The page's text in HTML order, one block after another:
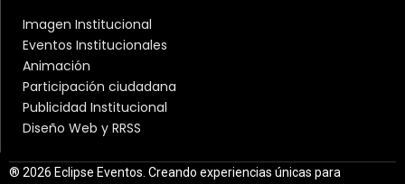
Imagen Institucional
Eventos Institucionales
Animación
Participación ciudadana
Publicidad Institucional
Diseño Web y RRSS
® 2026 Eclipse Eventos. Creando experiencias únicas para